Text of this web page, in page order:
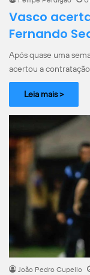
Vasco
Fernando
Após quase uma
acertou a
Leia mais >
João Pedro Cupello